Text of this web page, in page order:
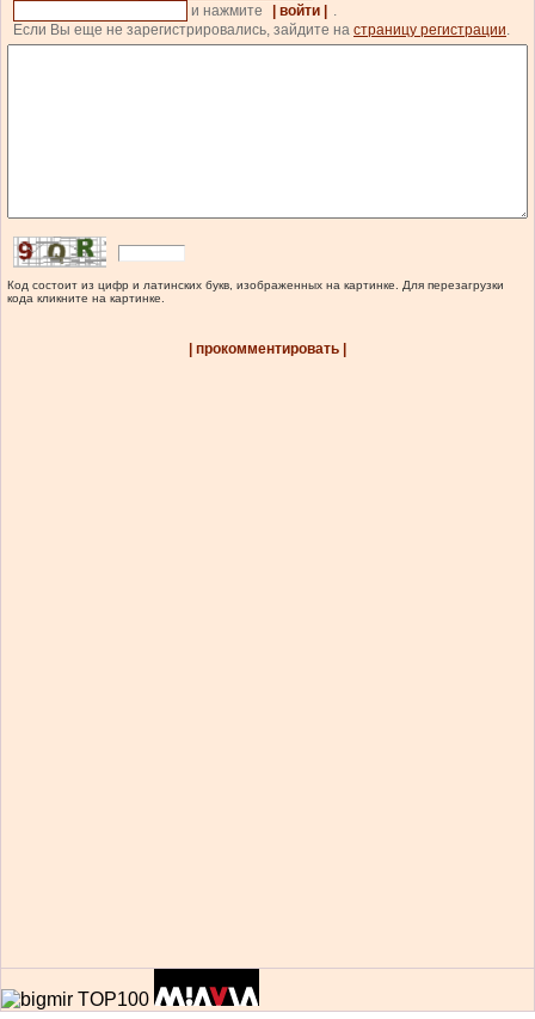
и нажмите
| войти |
.
Если Вы еще не зарегистрировались, зайдите на страницу регистрации.
Код состоит из цифр и латинских букв, изображенных на картинке. Для перезагрузки
кода кликните на картинке.
| прокомментировать |